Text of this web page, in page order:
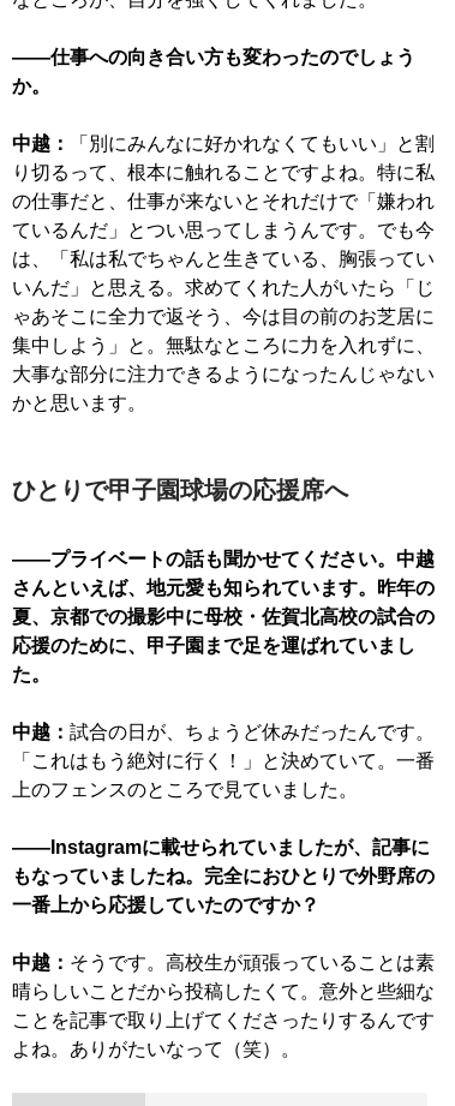
——仕事への向き合い方も変わったのでしょう
か。
中越：
「別にみんなに好かれなくてもいい」と割
り切るって、根本に触れることですよね。特に私
の仕事だと、仕事が来ないとそれだけで「嫌われ
ているんだ」とつい思ってしまうんです。でも今
は、「私は私でちゃんと生きている、胸張ってい
いんだ」と思える。求めてくれた人がいたら「じ
ゃあそこに全力で返そう、今は目の前のお芝居に
集中しよう」と。無駄なところに力を入れずに、
大事な部分に注力できるようになったんじゃない
かと思います。
ひとりで甲子園球場の応援席へ
——プライベートの話も聞かせてください。中越
さんといえば、地元愛も知られています。昨年の
夏、京都での撮影中に母校・佐賀北高校の試合の
応援のために、甲子園まで足を運ばれていまし
た。
中越： 試合の日が、ちょうど休みだったんです。
「これはもう絶対に行く！」と決めていて。一番
上のフェンスのところで見ていました。
——Instagramに載せられていましたが、記事に
もなっていましたね。完全におひとりで外野席の
一番上から応援していたのですか？
中越： そうです。高校生が頑張っていることは素
晴らしいことだから投稿したくて。意外と些細な
ことを記事で取り上げてくださったりするんです
よね。ありがたいなって（笑）。